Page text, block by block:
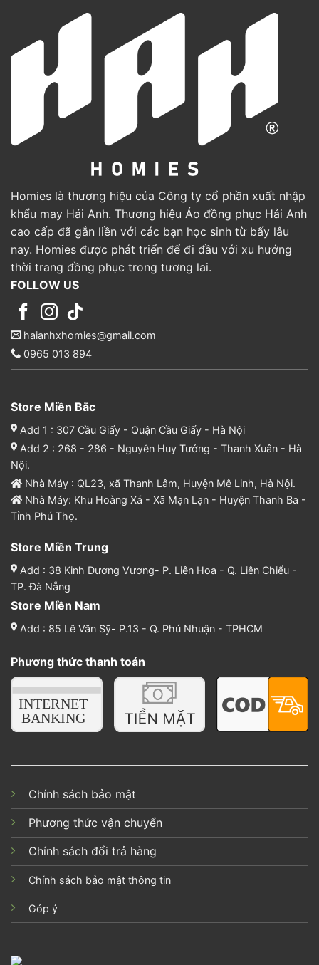
Homies là thương hiệu của Công ty cổ phần xuất nhập
khẩu may Hải Anh. Thương hiệu Áo đồng phục Hải Anh
cao cấp đã gắn liền với các bạn học sinh từ bấy lâu
nay. Homies được phát triển để đi đầu với xu hướng
thời trang đồng phục trong tương lai.
FOLLOW US
haianhxhomies@gmail.com
0965 013 894
Store Miền Bắc
Add 1 : 307 Cầu Giấy - Quận Cầu Giấy - Hà Nội
Add 2 : 268 - 286 - Nguyễn Huy Tưởng - Thanh Xuân - Hà
Nội.
Nhà Máy : QL23, xã Thanh Lâm, Huyện Mê Linh, Hà Nội.
Nhà Máy: Khu Hoàng Xá - Xã Mạn Lạn - Huyện Thanh Ba -
Tỉnh Phú Thọ.
Store Miền Trung
Add : 38 Kinh Dương Vương- P. Liên Hoa - Q. Liên Chiểu -
TP. Đà Nẵng
Store Miền Nam
Add : 85 Lê Văn Sỹ- P.13 - Q. Phú Nhuận - TPHCM
Phương thức thanh toán
Chính sách bảo mật
Phương thức vận chuyển
Chính sách đổi trả hàng
Chính sách bảo mật thông tin
Góp ý